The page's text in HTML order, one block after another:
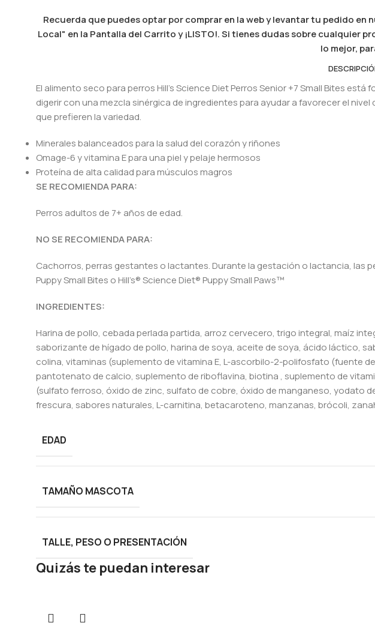
Recuerda que puedes optar por comprar en la web y levantar tu pedido en
Local" en la Pantalla del Carrito y ¡LISTO!. Si tienes dudas sobre
lo mejor,
El alimento seco para perros Hill’s Science Diet Perros Senior +7 Small Bites
digerir con una mezcla sinérgica de ingredientes para ayudar a favorecer el
que prefieren la variedad.
Minerales balanceados para la salud del corazón y riñones
Omage-6 y vitamina E para una piel y pelaje hermosos
Proteína de alta calidad para músculos magros
SE RECOMIENDA PARA:
Perros adultos de 7+ años de edad.
NO SE RECOMIENDA PARA:
Cachorros, perras gestantes o lactantes. Durante la gestación o lactancia, las
Puppy Small Bites o Hill’s® Science Diet® Puppy Small Paws™
INGREDIENTES:
Harina de pollo, cebada perlada partida, arroz cervecero, trigo integral, maíz
saborizante de hígado de pollo, harina de soya, aceite de soya, ácido láctico,
colina, vitaminas (suplemento de vitamina E, L-ascorbilo-2-polifosfato (fuente
pantotenato de calcio, suplemento de riboflavina, biotina , suplemento de
(sulfato ferroso, óxido de zinc, sulfato de cobre, óxido de manganeso, yodato
frescura, sabores naturales, L-carnitina, betacaroteno, manzanas, brócoli,
EDAD
TAMAÑO MASCOTA
TALLE, PESO O PRESENTACIÓN
Quizás te puedan interesar